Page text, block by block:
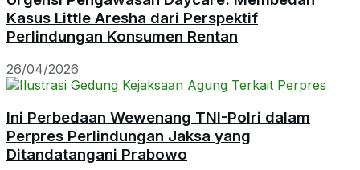
Kasus Little Aresha dari Perspektif
Perlindungan Konsumen Rentan
26/04/2026
Ini Perbedaan Wewenang TNI-Polri dalam
Perpres Perlindungan Jaksa yang
Ditandatangani Prabowo